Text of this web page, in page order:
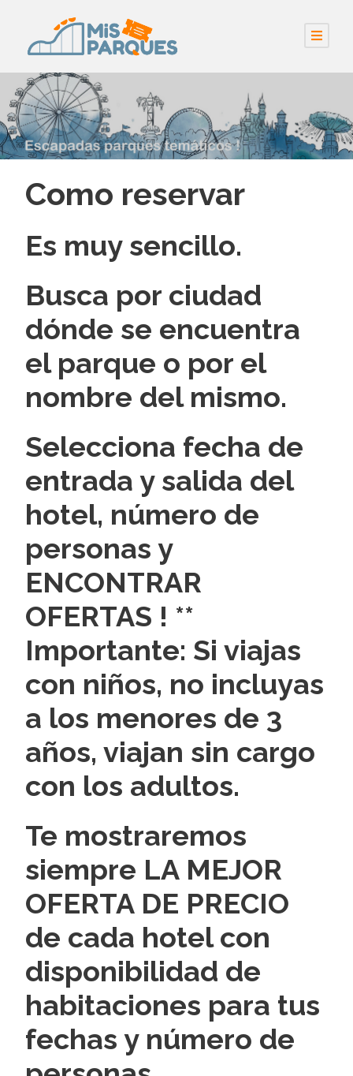
Como reservar
Es muy sencillo.
Busca por ciudad
dónde se encuentra
el parque o por el
nombre del mismo.
Selecciona fecha de
entrada y salida del
hotel, número de
personas y
ENCONTRAR
OFERTAS ! **
Importante: Si viajas
con niños, no incluyas
a los menores de 3
años, viajan sin cargo
con los adultos.
Te mostraremos
siempre LA MEJOR
OFERTA DE PRECIO
de cada hotel con
disponibilidad de
habitaciones para tus
fechas y número de